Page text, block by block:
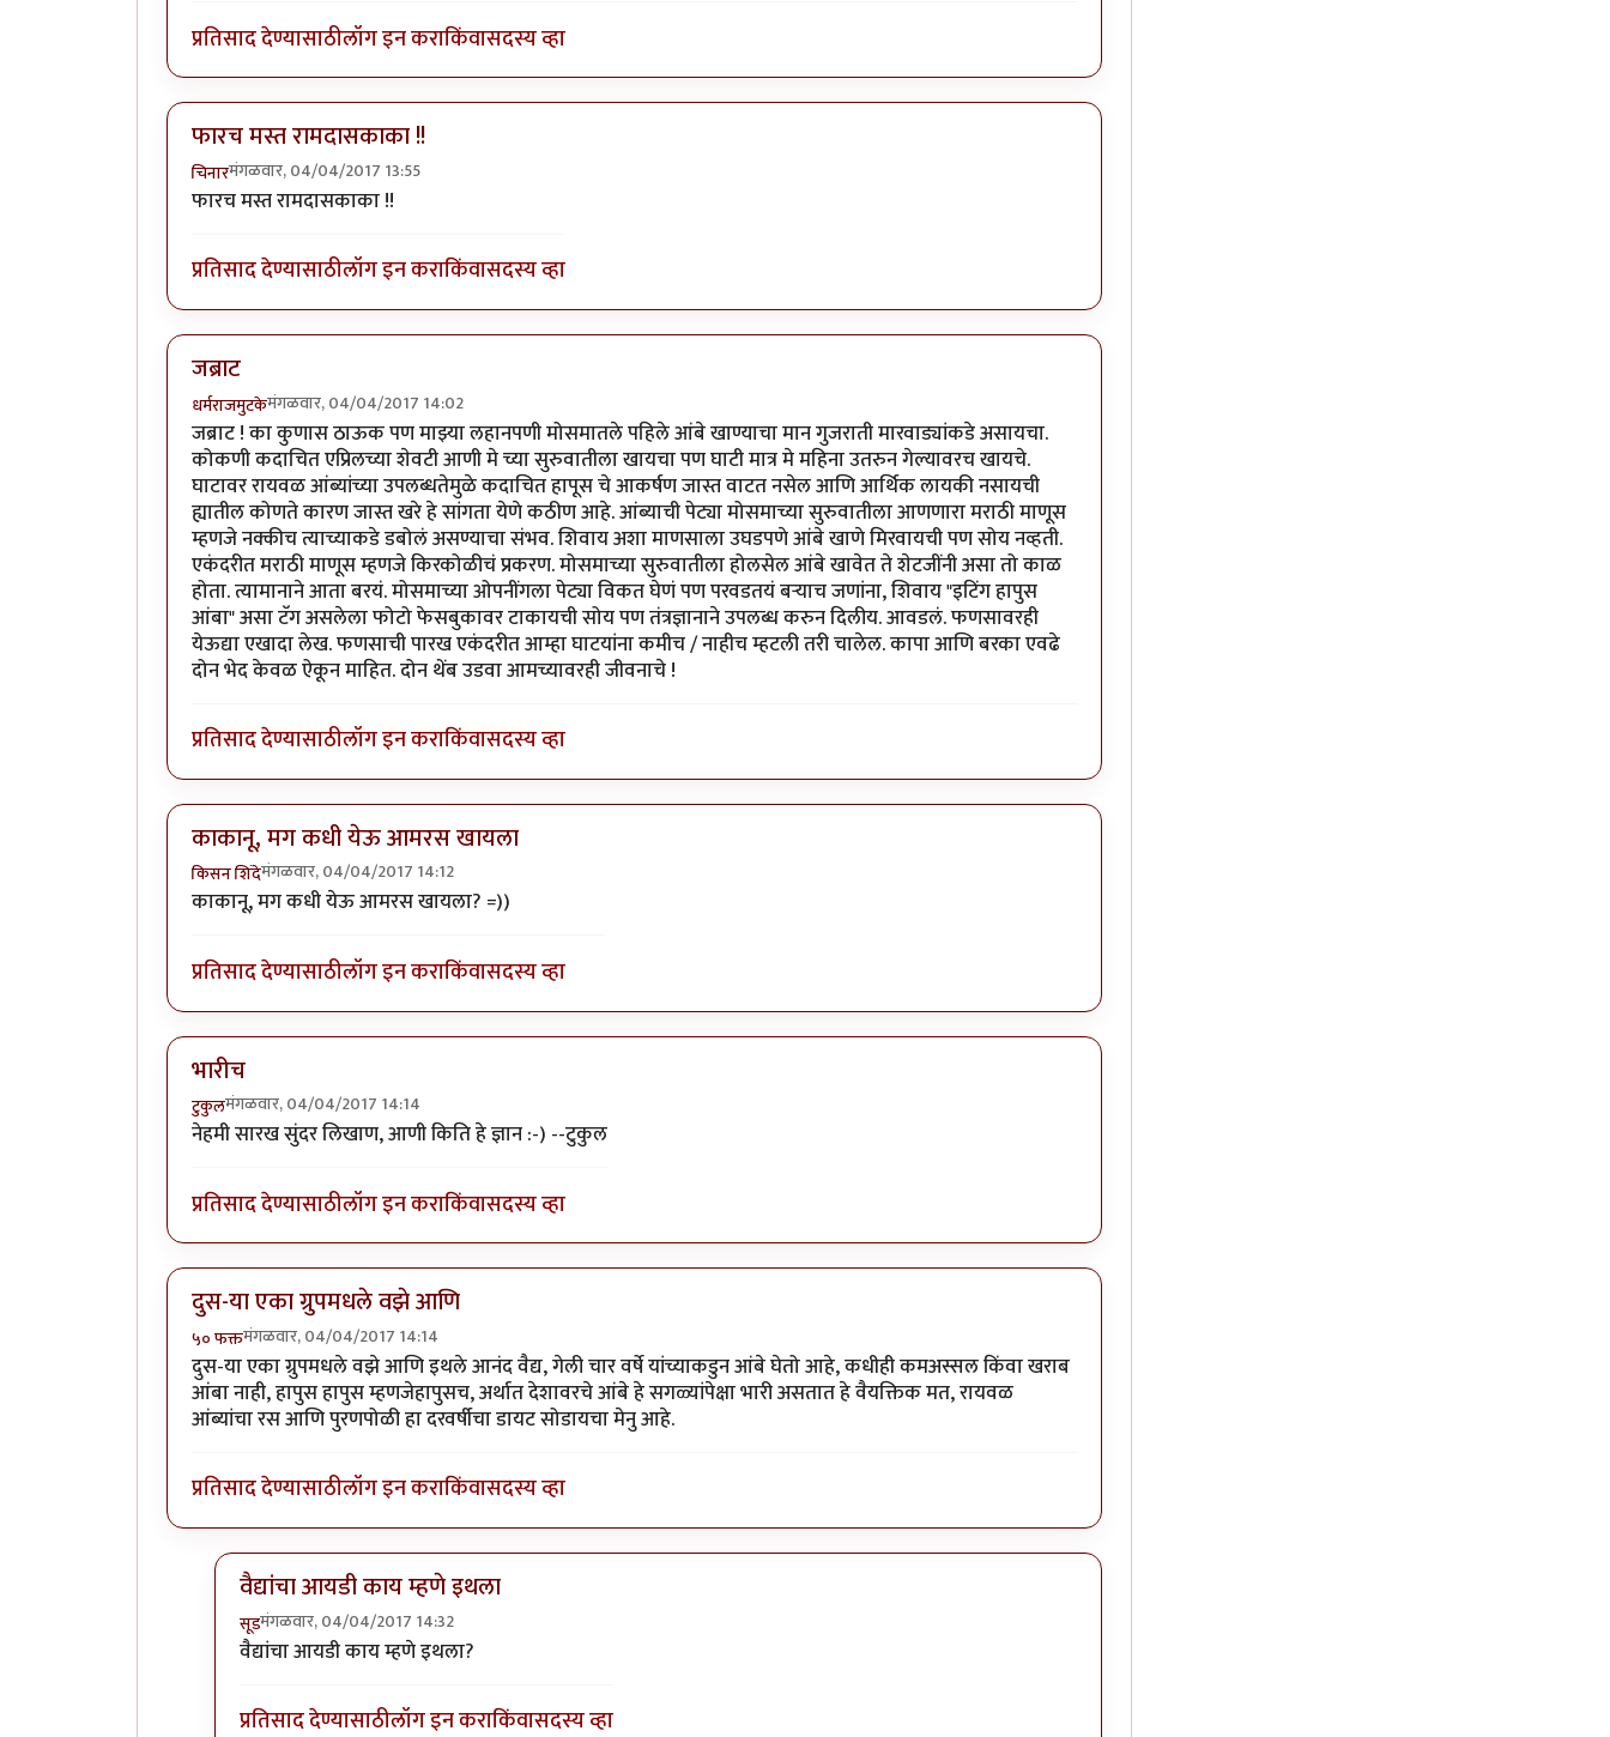
प्रतिसाद देण्यासाठीलॉग इन कराकिंवासदस्य व्हा
फारच मस्त रामदासकाका !!
चिनारमंगळवार, 04/04/2017 13:55
फारच मस्त रामदासकाका !!
प्रतिसाद देण्यासाठीलॉग इन कराकिंवासदस्य व्हा
जब्राट
धर्मराजमुटकेमंगळवार, 04/04/2017 14:02
जब्राट ! का कुणास ठाऊक पण माझ्या लहानपणी मोसमातले पहिले आंबे खाण्याचा मान गुजराती मारवाड्यांकडे असायचा.
कोकणी कदाचित एप्रिलच्या शेवटी आणी मे च्या सुरुवातीला खायचा पण घाटी मात्र मे महिना उतरुन गेल्यावरच खायचे.
घाटावर रायवळ आंब्यांच्या उपलब्धतेमुळे कदाचित हापूस चे आकर्षण जास्त वाटत नसेल आणि आर्थिक लायकी नसायची
ह्यातील कोणते कारण जास्त खरे हे सांगता येणे कठीण आहे. आंब्याची पेट्या मोसमाच्या सुरुवातीला आणणारा मराठी माणूस
म्हणजे नक्कीच त्याच्याकडे डबोलं असण्याचा संभव. शिवाय अशा माणसाला उघडपणे आंबे खाणे मिरवायची पण सोय नव्हती.
एकंदरीत मराठी माणूस म्हणजे किरकोळीचं प्रकरण. मोसमाच्या सुरुवातीला होलसेल आंबे खावेत ते शेटजींनी असा तो काळ
होता. त्यामानाने आता बरयं. मोसमाच्या ओपनींगला पेट्या विकत घेणं पण परवडतयं बर्‍याच जणांना, शिवाय "इटिंग हापुस
आंबा" असा टॅग असलेला फोटो फेसबुकावर टाकायची सोय पण तंत्रज्ञानाने उपलब्ध करुन दिलीय. आवडलं. फणसावरही
येऊद्या एखादा लेख. फणसाची पारख एकंदरीत आम्हा घाटयांना कमीच / नाहीच म्हटली तरी चालेल. कापा आणि बरका एवढे
दोन भेद केवळ ऐकून माहित. दोन थेंब उडवा आमच्यावरही जीवनाचे !
प्रतिसाद देण्यासाठीलॉग इन कराकिंवासदस्य व्हा
काकानू, मग कधी येऊ आमरस खायला
किसन शिंदेमंगळवार, 04/04/2017 14:12
काकानू, मग कधी येऊ आमरस खायला? =))
प्रतिसाद देण्यासाठीलॉग इन कराकिंवासदस्य व्हा
भारीच
टुकुलमंगळवार, 04/04/2017 14:14
नेहमी सारख सुंदर लिखाण, आणी किति हे ज्ञान :-) --टुकुल
प्रतिसाद देण्यासाठीलॉग इन कराकिंवासदस्य व्हा
दुस-या एका ग्रुपमधले वझे आणि
५० फक्तमंगळवार, 04/04/2017 14:14
दुस-या एका ग्रुपमधले वझे आणि इथले आनंद वैद्य, गेली चार वर्षे यांच्याकडुन आंबे घेतो आहे, कधीही कमअस्सल किंवा खराब
आंबा नाही, हापुस हापुस म्हणजेहापुसच, अर्थात देशावरचे आंबे हे सगळ्यांपेक्षा भारी असतात हे वैयक्तिक मत, रायवळ
आंब्यांचा रस आणि पुरणपोळी हा दरवर्षीचा डायट सोडायचा मेनु आहे.
प्रतिसाद देण्यासाठीलॉग इन कराकिंवासदस्य व्हा
वैद्यांचा आयडी काय म्हणे इथला
सूडमंगळवार, 04/04/2017 14:32
In reply toदुस-या एका ग्रुपमधले वझे आणि
वैद्यांचा आयडी काय म्हणे इथला?
प्रतिसाद देण्यासाठीलॉग इन कराकिंवासदस्य व्हा